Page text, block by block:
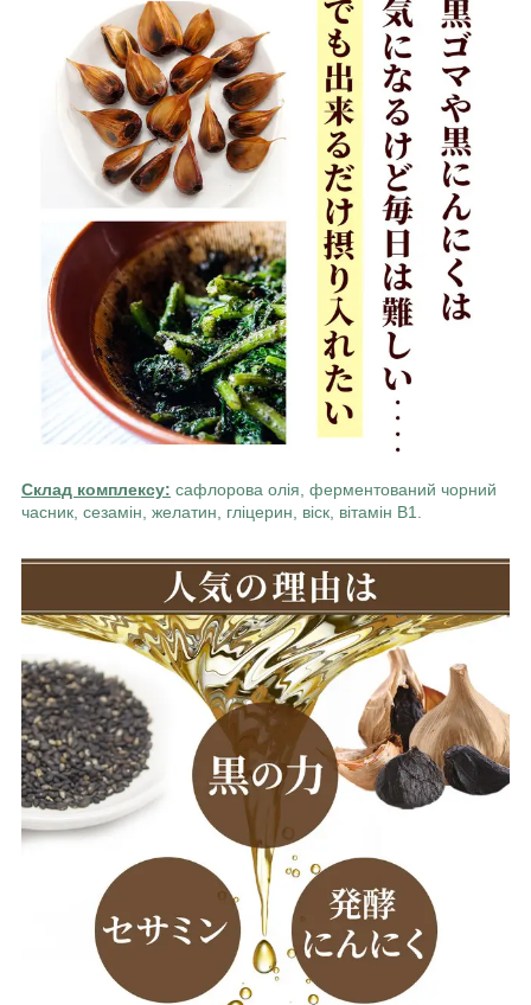
Склад комплексу: сафлорова олія, ферментований чорний
часник, сезамін, желатин, гліцерин, віск, вітамін B1.